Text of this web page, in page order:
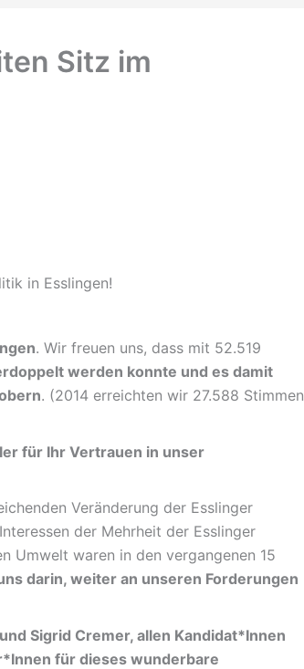
Sitz im
in Esslingen!
. Wir freuen uns, dass mit 52.519
werden konnte und es damit
. (2014 erreichten wir 27.588 Stimmen
für Ihr Vertrauen in unser
Veränderung der Esslinger
der Mehrheit der Esslinger
Umwelt waren in den vergangenen 15
darin, weiter an unseren Forderungen
Sigrid Cremer, allen Kandidat*Innen
für dieses wunderbare